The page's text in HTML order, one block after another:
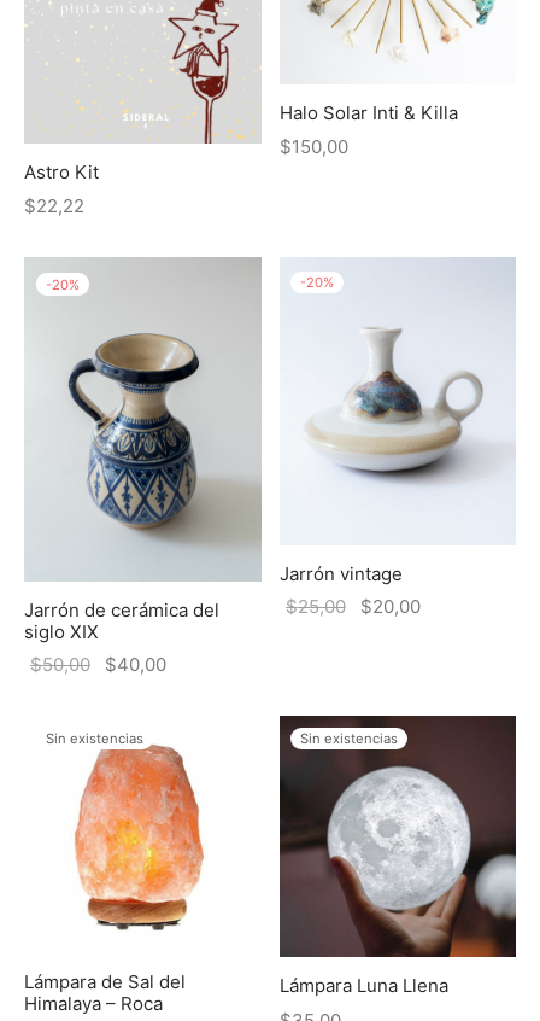
Astro Kit
$22,22
Halo Solar Inti & Killa
$150,00
-20%
Jarrón de cerámica del
siglo XIX
$50,00 $40,00
-20%
Jarrón vintage
$25,00 $20,00
Sin existencias
Lámpara de Sal del
Himalaya – Roca
Sin existencias
Lámpara Luna Llena